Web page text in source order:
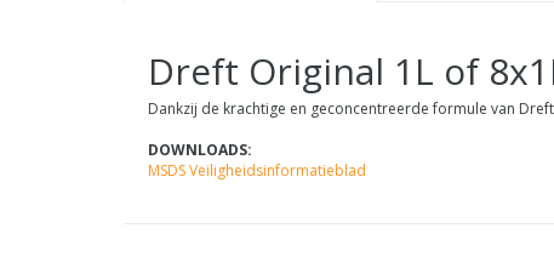
Dreft Original 1L of
Dankzij de krachtige en geconcentreerde formule van
DOWNLOADS:
MSDS Veiligheidsinformatieblad